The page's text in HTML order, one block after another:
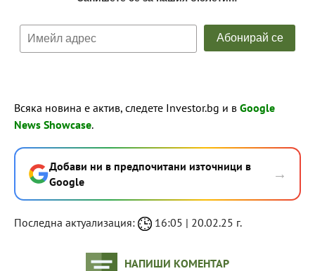
Всяка новина е актив, следете Investor.bg и в Google
News Showcase.
Добави ни в предпочитани източници в
Google
→
Последна актуализация: 16:05 | 20.02.25 г.
НАПИШИ КОМЕНТАР